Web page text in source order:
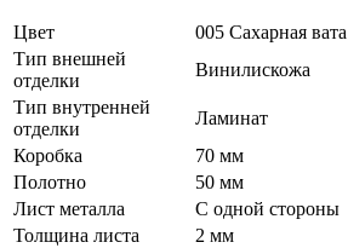
Цвет
005 Сахарная вата
Тип внешней
отделки
Винилискожа
Тип внутренней
отделки
Ламинат
Коробка
70 мм
Полотно
50 мм
Лист металла
С одной стороны
Толщина листа
2 мм